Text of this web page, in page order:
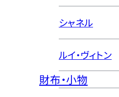
シャネル
ルイ・ヴィトン
財布・小物